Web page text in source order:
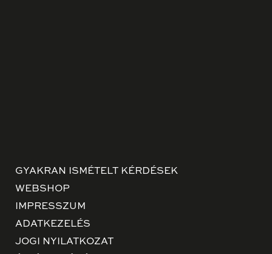
GYAKRAN ISMÉTELT KÉRDÉSEK
WEBSHOP
IMPRESSZUM
ADATKEZELÉS
JOGI NYILATKOZAT